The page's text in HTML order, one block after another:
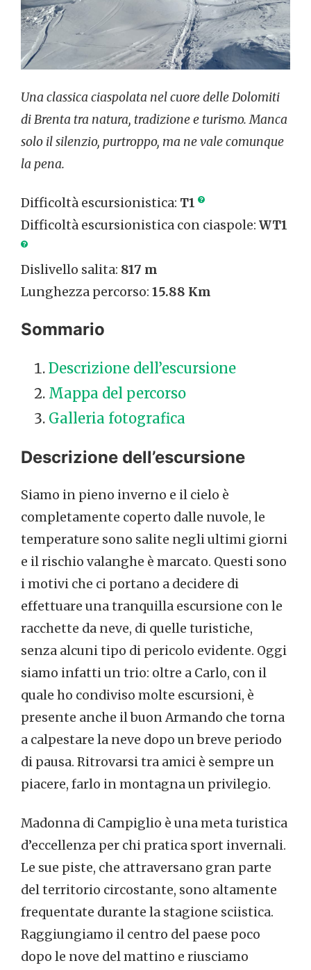
Una classica ciaspolata nel cuore delle Dolomiti
di Brenta tra natura, tradizione e turismo. Manca
solo il silenzio, purtroppo, ma ne vale comunque
la pena.
Difficoltà escursionistica: T1
Difficoltà escursionistica con ciaspole: WT1
Dislivello salita: 817 m
Lunghezza percorso: 15.88 Km
Sommario
Descrizione dell’escursione
Mappa del percorso
Galleria fotografica
Descrizione dell’escursione
Siamo in pieno inverno e il cielo è
completamente coperto dalle nuvole, le
temperature sono salite negli ultimi giorni
e il rischio valanghe è marcato. Questi sono
i motivi che ci portano a decidere di
effettuare una tranquilla escursione con le
racchette da neve, di quelle turistiche,
senza alcuni tipo di pericolo evidente. Oggi
siamo infatti un trio: oltre a Carlo, con il
quale ho condiviso molte escursioni, è
presente anche il buon Armando che torna
a calpestare la neve dopo un breve periodo
di pausa. Ritrovarsi tra amici è sempre un
piacere, farlo in montagna un privilegio.
Madonna di Campiglio è una meta turistica
d’eccellenza per chi pratica sport invernali.
Le sue piste, che attraversano gran parte
del territorio circostante, sono altamente
frequentate durante la stagione sciistica.
Raggiungiamo il centro del paese poco
dopo le nove del mattino e riusciamo